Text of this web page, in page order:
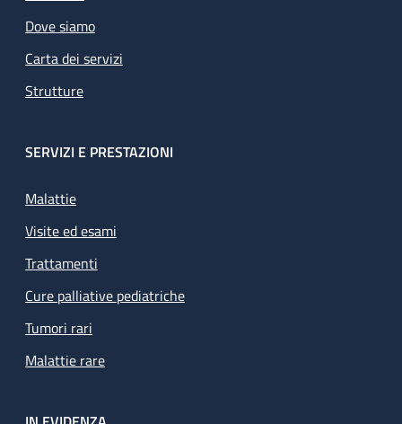
Dove siamo
Carta dei servizi
Strutture
SERVIZI E PRESTAZIONI
Malattie
Visite ed esami
Trattamenti
Cure palliative pediatriche
Tumori rari
Malattie rare